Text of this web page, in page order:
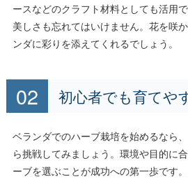
ースなどのクラフト材料としても活用
美しさも忘れてはいけません。花を咲
ンダに彩りを添えてくれるでしょう。
初心者でも育てや
ベランダでのハーブ栽培を始めるなら
ら挑戦してみましょう。環境や目的に
ーブを選ぶことが成功への第一歩です